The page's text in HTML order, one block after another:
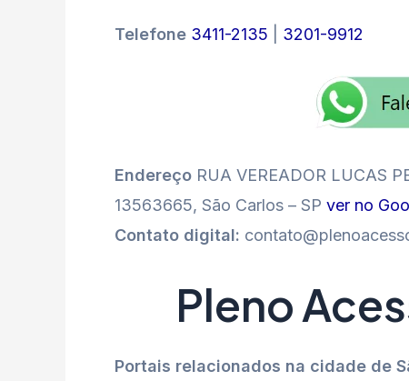
Telefone 3411-2135 3201-9912
Endereço RUA VEREADOR LUCAS
13563665, São Carlos – SP ver no
Contato digital:
Pleno
Portais relacionados na cidade de